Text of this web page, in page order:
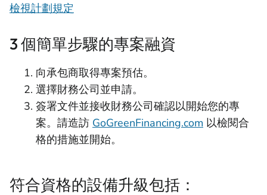
檢視計劃規定
3 個簡單步驟的專案融資
向承包商取得專案預估。
選擇財務公司並申請。
簽署文件並接收財務公司確認以開始您的專
案。請造訪 GoGreenFinancing.com 以檢閱合
格的措施並開始。
符合資格的設備升級包括：